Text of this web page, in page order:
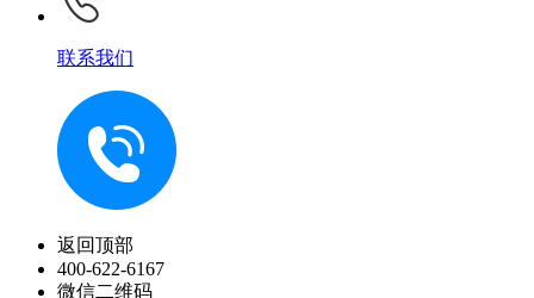
联系我们
返回顶部
400-622-6167
微信二维码